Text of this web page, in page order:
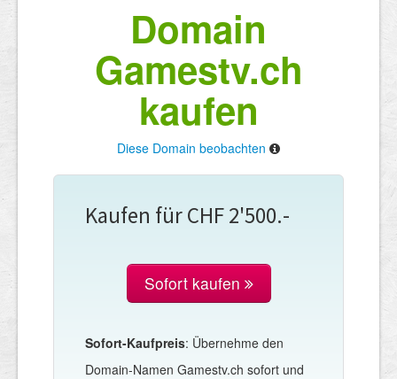
Domain
Gamestv.ch
kaufen
Diese Domain beobachten
Kaufen für CHF 2'500.-
Sofort kaufen
Sofort-Kaufpreis: Übernehme den
Domain-Namen Gamestv.ch sofort und